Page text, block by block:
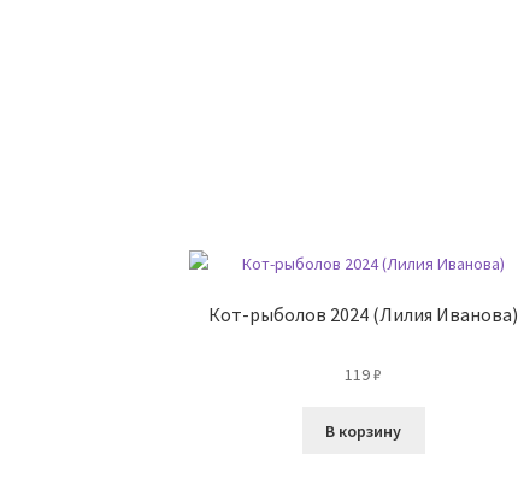
Кот-рыболов 2024 (Лилия Иванова)
119₽
В корзину